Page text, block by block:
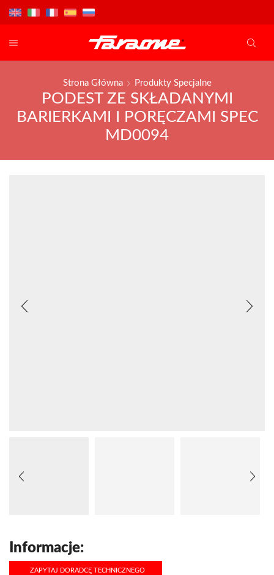
Strona Główna Produkty Specjalne
PODEST ZE SKŁADANYMI
BARIERKAMI I PORĘCZAMI SPEC
MD0094
Informacje:
ZAPYTAJ DORADCĘ TECHNICZNEGO